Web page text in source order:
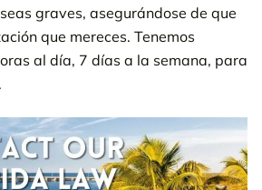
graves, asegurándose de que
que mereces. Tenemos
al día, 7 días a la semana, para